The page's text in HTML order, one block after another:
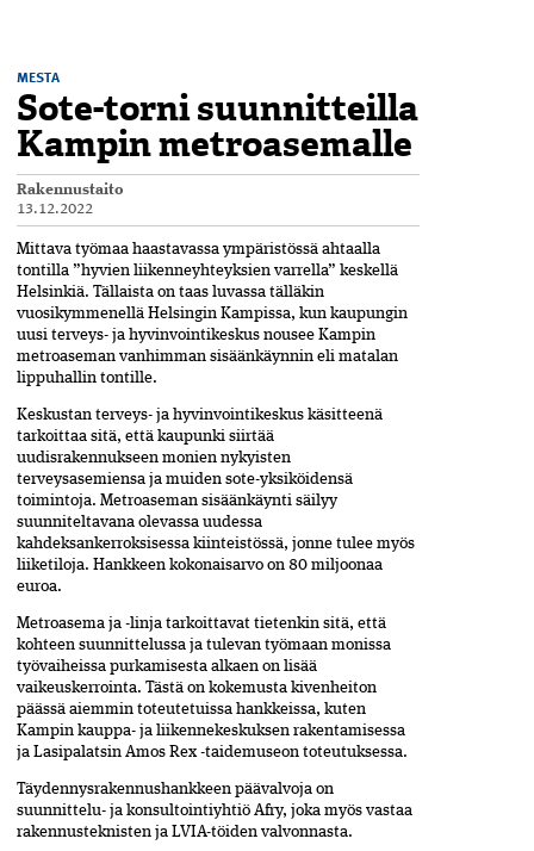
MESTA
Sote-torni suunnitteilla
Kampin metroasemalle
Rakennustaito
13.12.2022
Mittava työmaa haastavassa ympäristössä ahtaalla
tontilla ”hyvien liikenneyhteyksien varrella” keskellä
Helsinkiä. Tällaista on taas luvassa tälläkin
vuosikymmenellä Helsingin Kampissa, kun kaupungin
uusi terveys- ja hyvinvointikeskus nousee Kampin
metroaseman vanhimman sisäänkäynnin eli matalan
lippuhallin tontille.
Keskustan terveys- ja hyvinvointikeskus käsitteenä
tarkoittaa sitä, että kaupunki siirtää
uudisrakennukseen monien nykyisten
terveysasemiensa ja muiden sote-yksiköidensä
toimintoja. Metroaseman sisäänkäynti säilyy
suunniteltavana olevassa uudessa
kahdeksankerroksisessa kiinteistössä, jonne tulee myös
liiketiloja. Hankkeen kokonaisarvo on 80 miljoonaa
euroa.
Metroasema ja -linja tarkoittavat tietenkin sitä, että
kohteen suunnittelussa ja tulevan työmaan monissa
työvaiheissa purkamisesta alkaen on lisää
vaikeuskerrointa. Tästä on kokemusta­ kivenheiton
päässä aiemmin toteutetuissa hankkeissa, kuten
Kampin kauppa- ja liikennekeskuksen rakentamisessa
ja Lasipalatsin Amos Rex -taidemuseon toteutuksessa.
Täydennysrakennushankkeen päävalvoja on
suunnittelu- ja konsultointi­yhtiö Afry, joka myös vastaa
rakennusteknisten ja LVIA-töiden valvonnasta.